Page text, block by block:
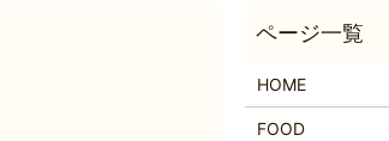
HOME
FOOD